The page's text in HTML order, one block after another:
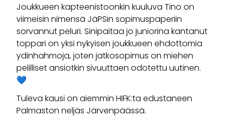
Joukkueen kapteenistoonkin kuuluva Tino on
viimeisin nimensä JäPSin sopimuspaperiin
sorvannut peluri. Sinipaitaa jo juniorina kantanut
toppari on yksi nykyisen joukkueen ehdottomia
ydinhahmoja, joten jatkosopimus on miehen
pelilliset ansiotkin sivuuttaen odotettu uutinen.
💙
Tuleva kausi on aiemmin HIFK:ta edustaneen
Palmaston neljäs Järvenpäässä.